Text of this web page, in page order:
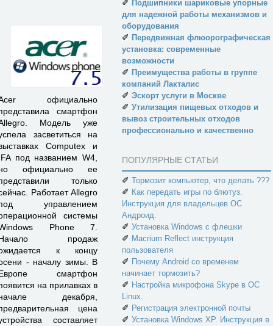
официально
смартфон
Модель уже
засветиться на
Computex и
под названием W4,
официально ее
только
Работает Allegro
управлением
системы
Phone 7.
продаж
к концу
- началу зимы. В
смартфон
на прилавках в
декабря,
цена
составляет
✐ Подшипники шариковые упорные
для надежной работы механизмов и
оборудования
✐ Передвижная флюорографическая
установка: современные
возможности
✐ Преимущества работы в группе
компаний Лакталис
✐ Эскорт услуги в Москве
✐ Утилизация пищевых отходов и
вывоз строительных отходов
профессионально и качественно
ПОПУЛЯРНЫЕ СТАТЬИ
✐ Тормозит компьютер, что делать ???
✐ Как передать игры по блютуз.
Инструкция для владельцев ОС
Андроид.
✐ Установка Windows с флешки
✐ Macrium Reflect инструкция
пользователя
✐ Почему Android со временем
начинает тормозить?
✐ Настройка микрофона Skype в ОС
Linux.
✐ Регистрация электронной почты
✐ Установка Windows XP. Инструкция в